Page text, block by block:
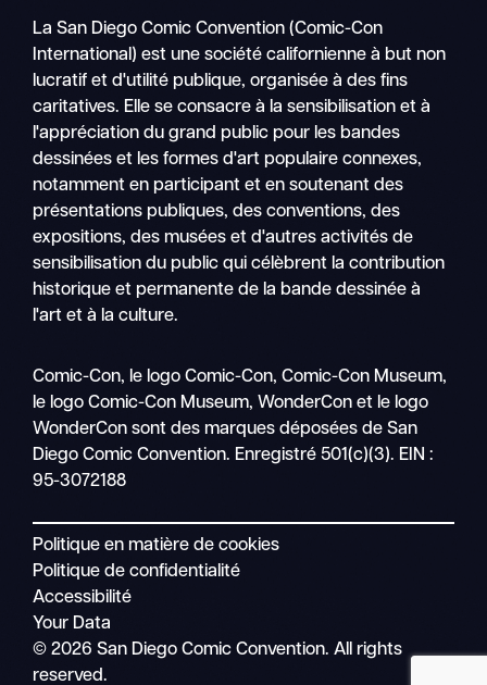
Nav
mobile
La San Diego Comic Convention (Comic-Con
International) est une société californienne à but non
lucratif et d'utilité publique, organisée à des fins
caritatives. Elle se consacre à la sensibilisation et à
l'appréciation du grand public pour les bandes
dessinées et les formes d'art populaire connexes,
notamment en participant et en soutenant des
présentations publiques, des conventions, des
expositions, des musées et d'autres activités de
sensibilisation du public qui célèbrent la contribution
historique et permanente de la bande dessinée à
l'art et à la culture.
Comic-Con, le logo Comic-Con, Comic-Con Museum,
le logo Comic-Con Museum, WonderCon et le logo
WonderCon sont des marques déposées de San
Diego Comic Convention. Enregistré 501(c)(3). EIN :
95-3072188
Politique en matière de cookies
Politique de confidentialité
Accessibilité
Your Data
© 2026 San Diego Comic Convention. All rights
reserved.